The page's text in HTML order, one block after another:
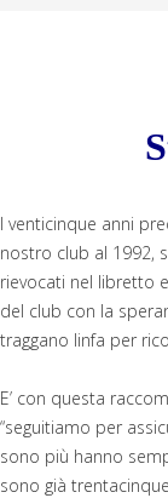
I venticinque anni
nostro club al 1992,
rievocati nel libretto
del club con la
traggano linfa per
E’ con questa
“seguitiamo per
sono più hanno
sono già